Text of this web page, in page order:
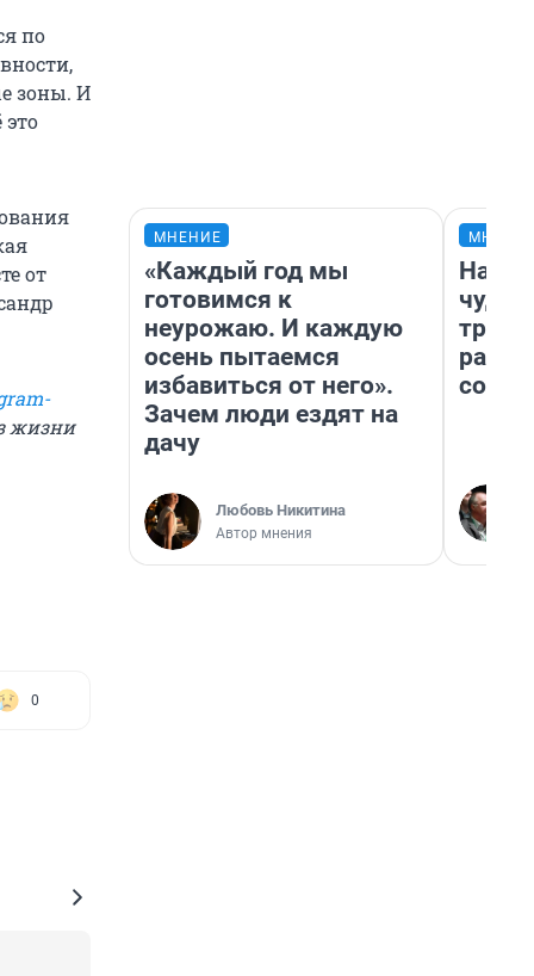
по
зоны. И
от
жизни
0
МНЕНИЕ
«Каждый год мы
готовимся к
неурожаю. И каждую
осень пытаемся
избавиться от него».
Зачем люди ездят на
дачу
Любовь Никитина
Автор мнения